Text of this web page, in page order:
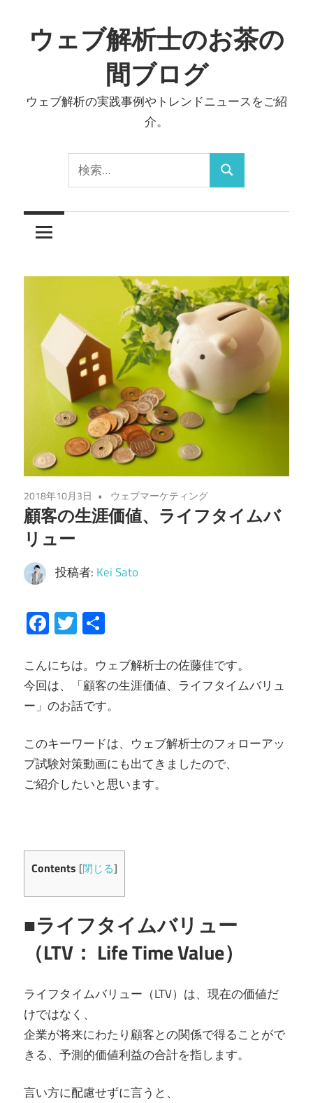
ン
へ
ウェブ解析士のお茶の
間ブログ
ウェブ解析の実践事例やトレンドニュースをご紹
介。
索:
検
2018年10月3日 ウェブマーケティング
顧客の生涯価値、ライフタイムバ
リュー
投稿者: Kei Sato
Facebook
Twitter
こんにちは。ウェブ解析士の佐藤佳です。
今回は、「顧客の生涯価値、ライフタイムバリュ
ー」のお話です。
このキーワードは、ウェブ解析士のフォローアッ
プ試験対策動画にも出てきましたので、
ご紹介したいと思います。
Contents [閉じる]
■ライフタイムバリュー
（LTV： Life Time Value）
ライフタイムバリュー（LTV）は、現在の価値だ
けではなく、
企業が将来にわたり顧客との関係で得ることがで
きる、予測的価値利益の合計を指します。
言い方に配慮せずに言うと、